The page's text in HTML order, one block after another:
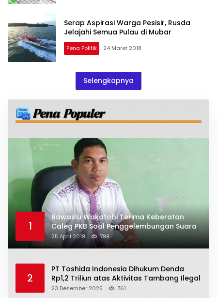
Serap Aspirasi Warga Pesisir, Rusda
Jelajahi Semua Pulau di Mubar
Pena Politik 24 Maret 2018
Selengkapnya
1
Bawaslu Wakatobi Terima Keberatan
Caleg PKB Soal Penggelembungan Suara
25 April 2019 799
2
PT Toshida Indonesia Dihukum Denda
Rp1,2 Triliun atas Aktivitas Tambang Ilegal
23 Desember 2025 761